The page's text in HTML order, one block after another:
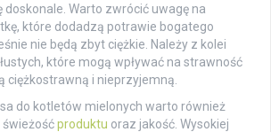
doskonale. Warto zwrócić uwagę na
które dodadzą potrawie bogatego
nie będą zbyt ciężkie. Należy z kolei
które mogą wpływać na strawność
ciężkostrawną i nieprzyjemną.
do kotletów mielonych warto również
świeżośćproduktu oraz jakość. Wysokiej